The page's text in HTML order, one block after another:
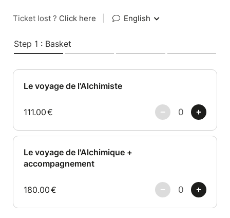
Ticket lost ? Click here English
Step 1 : Basket
Le voyage de l'Alchimiste
111.00€
Le voyage de l'Alchimique +
accompagnement
180.00€